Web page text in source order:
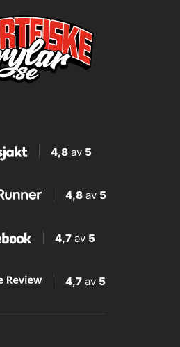
4,8av 5
4,8 av 5
4,7 av 5
4,7 av 5